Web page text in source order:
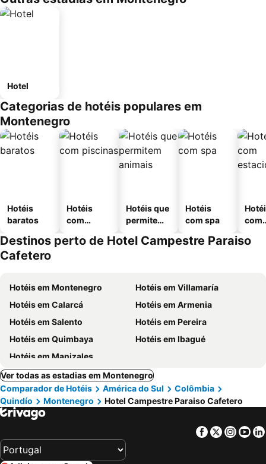
Hotel
Categorias de hotéis populares em
Montenegro
Hotéis
baratos
Hotéis
com
Hotéis que
permitem
Hotéis
com spa
com
Destinos perto de Hotel Campestre Paraiso
Cafetero
Hotéis em Montenegro
Hotéis em Villamaría
Hotéis em Calarcá
Hotéis em Armenia
Hotéis em Salento
Hotéis em Pereira
Hotéis em Quimbaya
Hotéis em Ibagué
Hotéis em Manizales
Ver todas as estadias em Montenegro
Comparador de Hotéis
América do Sul
Colômbia
Quindío
Montenegro Hotel Campestre Paraiso Cafetero
Facebook
Twitter